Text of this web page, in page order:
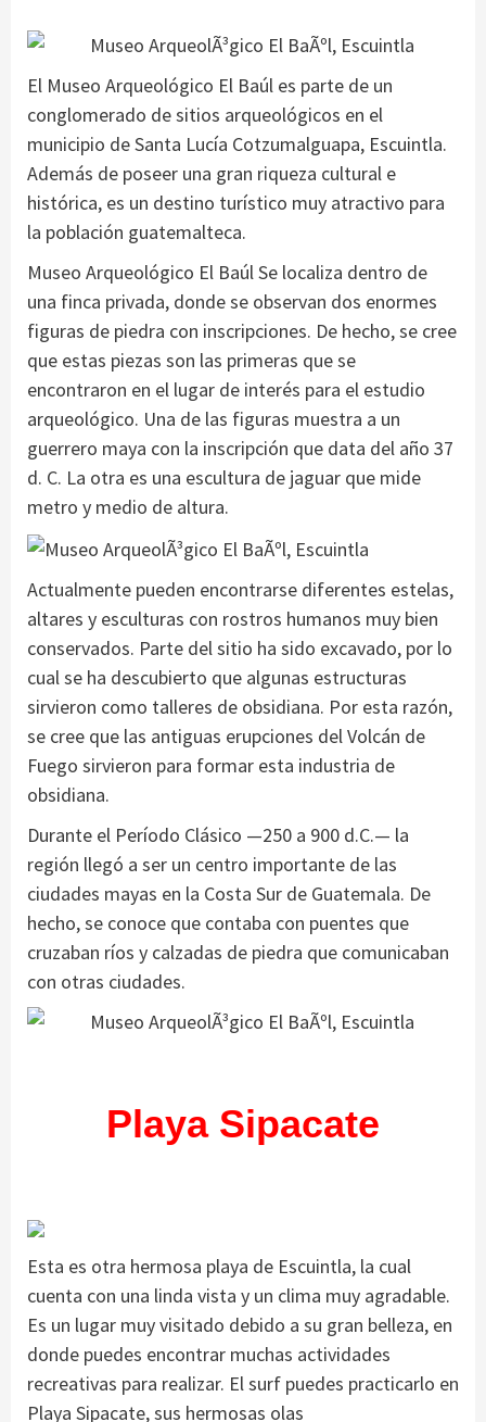
El Museo Arqueológico El Baúl es parte de un
conglomerado de sitios arqueológicos en el
municipio de Santa Lucía Cotzumalguapa, Escuintla.
Además de poseer una gran riqueza cultural e
histórica, es un destino turístico muy atractivo para
la población guatemalteca.
Museo Arqueológico El Baúl Se localiza dentro de
una finca privada, donde se observan dos enormes
figuras de piedra con inscripciones. De hecho, se cree
que estas piezas son las primeras que se
encontraron en el lugar de interés para el estudio
arqueológico. Una de las figuras muestra a un
guerrero maya con la inscripción que data del año 37
d. C. La otra es una escultura de jaguar que mide
metro y medio de altura.
Actualmente pueden encontrarse diferentes estelas,
altares y esculturas con rostros humanos muy bien
conservados. Parte del sitio ha sido excavado, por lo
cual se ha descubierto que algunas estructuras
sirvieron como talleres de obsidiana. Por esta razón,
se cree que las antiguas erupciones del Volcán de
Fuego sirvieron para formar esta industria de
obsidiana.
Durante el Período Clásico —250 a 900 d.C.— la
región llegó a ser un centro importante de las
ciudades mayas en la Costa Sur de Guatemala. De
hecho, se conoce que contaba con puentes que
cruzaban ríos y calzadas de piedra que comunicaban
con otras ciudades.
Playa Sipacate
Esta es otra hermosa playa de Escuintla, la cual
cuenta con una linda vista y un clima muy agradable.
Es un lugar muy visitado debido a su gran belleza, en
donde puedes encontrar muchas actividades
recreativas para realizar. El surf puedes practicarlo en
Playa Sipacate, sus hermosas olas